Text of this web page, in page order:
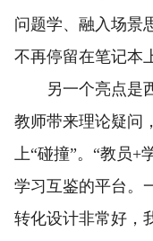
问题学、融入场景
不再停留在笔记本
另一个亮点是
教师带来理论疑问
上“碰撞”。“教员+
学习互鉴的平台。
转化设计非常好，